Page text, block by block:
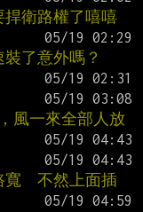
衛路權了嘻嘻
了意外嗎？
風一來全部人放
寬  不然上面插